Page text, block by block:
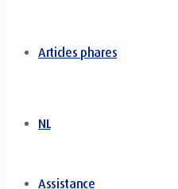
Articles phares
NL
Assistance